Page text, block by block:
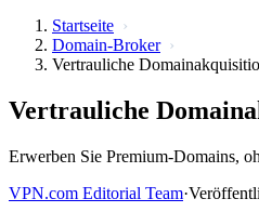
Startseite
Domain-Broker
Vertrauliche
Vertrauliche
Erwerben Sie Premium-Domains,
VPN.com Editorial Team·